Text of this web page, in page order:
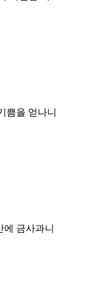
쁨을 얻나니
금사과니